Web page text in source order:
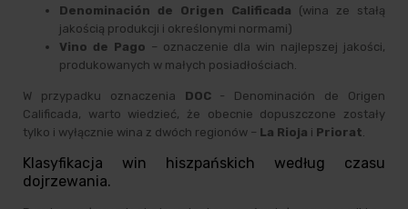
Denominación de Origen Calificada (wina ze stałą
jakością produkcji i określonymi normami)
Vino de Pago – oznaczenie dla win najlepszej jakości,
produkowanych w małych posiadłościach.
W przypadku oznaczenia DOC- Denominación de Origen
Calificada, warto wiedzieć, że obecnie dopuszczone zostały
tylko i wyłącznie wina z dwóch regionów – La Rioja i Priorat
Klasyfikacja win hiszpańskich według czasu
dojrzewania.